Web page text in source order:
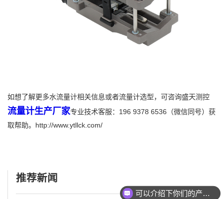
如想了解更多水流量计相关信息或者流量计选型，可咨询盛天测控
流量计生产厂家专业技术客服：196 9378 6536（微信同号）获
取帮助。http://www.ytllck.com/
推荐新闻
可以介绍下你们的产品么